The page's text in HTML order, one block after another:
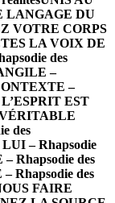
LANGAGE DU
VOTRE CORPS
LA VOIX DE
des
–
–
EST
des
– Rhapsodie
Rhapsodie des
Rhapsodie des
FAIRE